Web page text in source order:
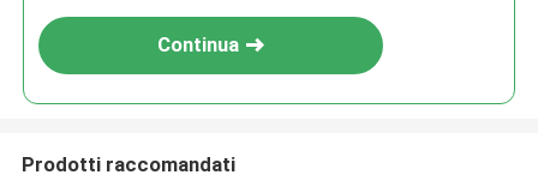
Continua
Prodotti raccomandati